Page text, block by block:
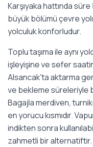
Karşıyaka hattında
büyük bölümü çevre
yolculuk konforludur.
Toplu taşıma ile aynı
işleyişine ve sefer
Alsancak'ta aktarma
ve bekleme süreleriyle
Bagajla merdiven,
en yorucu kısmıdır.
indikten sonra
zahmetli bir alternatiftir.